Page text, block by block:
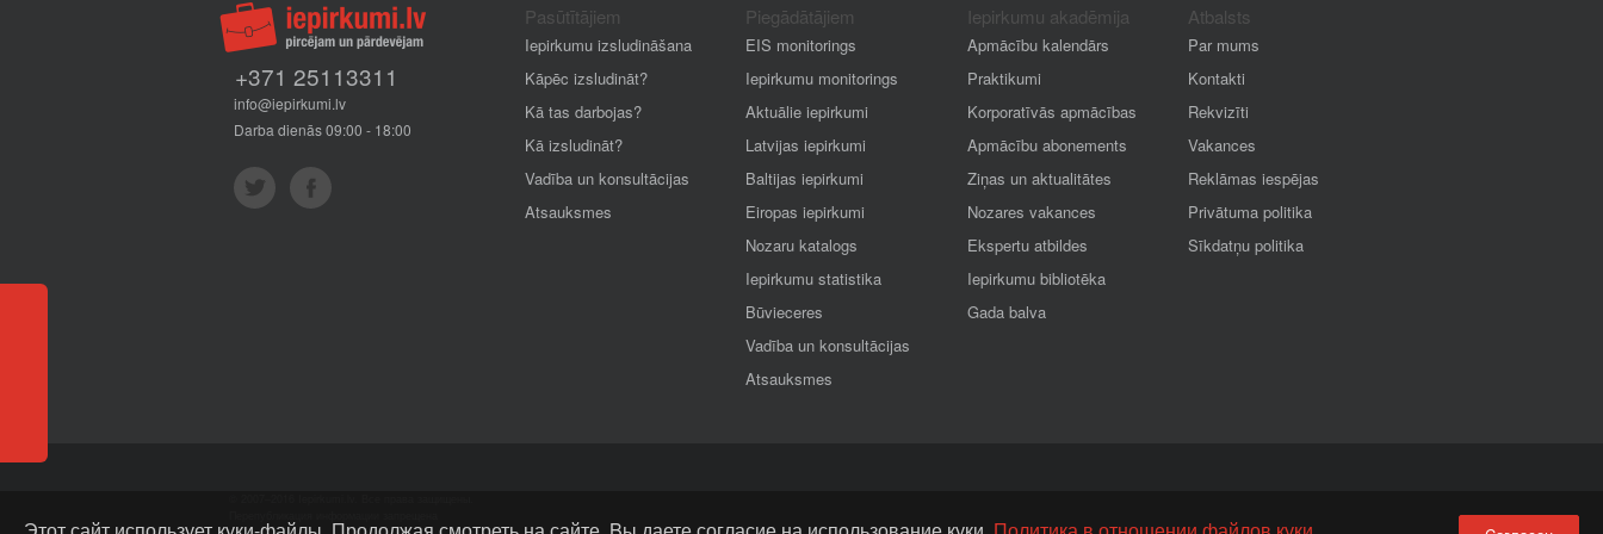
+371 25113311
info@iepirkumi.lv
Darba dienās 09:00 - 18:00
Pasūtītājiem
Iepirkumu izsludināšana
Kāpēc izsludināt?
Kā tas darbojas?
Kā izsludināt?
Vadība un konsultācijas
Atsauksmes
Piegādātājiem
EIS monitorings
Iepirkumu monitorings
Aktuālie iepirkumi
Latvijas iepirkumi
Baltijas iepirkumi
Eiropas iepirkumi
Nozaru katalogs
Iepirkumu statistika
Būvieceres
Vadība un konsultācijas
Atsauksmes
Iepirkumu akadēmija
Apmācību kalendārs
Praktikumi
Korporatīvās apmācības
Apmācību abonements
Ziņas un aktualitātes
Nozares vakances
Ekspertu atbildes
Iepirkumu bibliotēka
Gada balva
Atbalsts
Par mums
Kontakti
Rekvizīti
Vakances
Reklāmas iespējas
Privātuma politika
Sīkdatņu politika